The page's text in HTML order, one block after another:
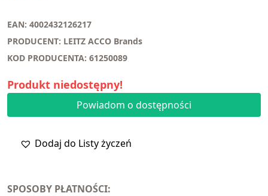
EAN: 4002432126217
PRODUCENT: LEITZ ACCO Brands
KOD PRODUCENTA: 61250089
Produkt niedostępny!
Powiadom o dostępności
Dodaj do Listy życzeń
SPOSOBY PŁATNOŚCI: